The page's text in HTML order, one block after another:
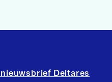
Deltares